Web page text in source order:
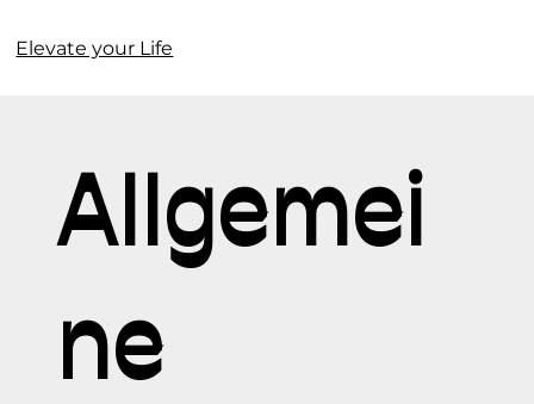
Elevate your Life
Allgemei
ne